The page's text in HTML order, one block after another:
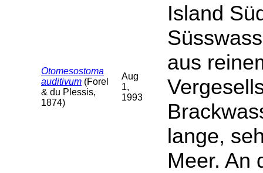
Otomesostoma
auditivum (Forel
& du Plessis,
1874)
Aug
1,
1993
Island
aus
lange,
Meer. An